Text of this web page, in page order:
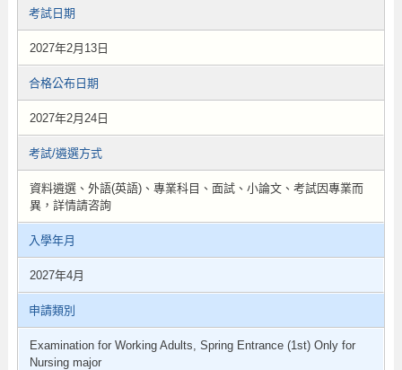
考試日期
2027年2月13日
合格公布日期
2027年2月24日
考試/遴選方式
資料遴選、外語(英語)、專業科目、面試、小論文、考試因專業而
異，詳情請咨詢
入學年月
2027年4月
申請類別
Examination for Working Adults, Spring Entrance (1st) Only for
Nursing major